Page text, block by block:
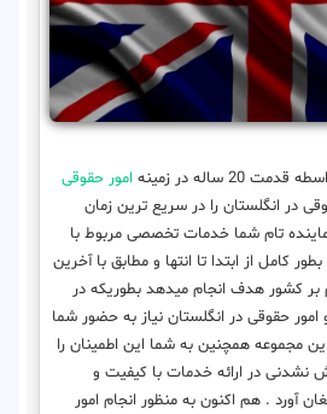
قدمت 20 ساله در زمینه
امور حقوقی
در انگلستان را در سریع ترین زمان
تام شما خدمات تخصصی مربوط با
کامل از ابتدا تا انتها و مطابق با آخرین
بر کشور هدف انجام میدهد بطوریکه در
حقوقی در انگلستان نیاز به حضور شما
مجموعه همچنین به شما این اطمینان را
نشدنی در ارائه خدمات با کیفیت و
آورد . هم اکنون به منظور انجام امور